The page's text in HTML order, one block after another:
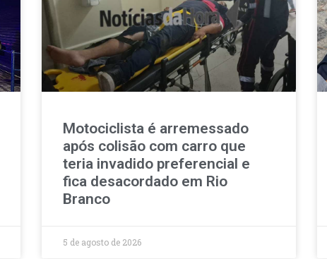
Motociclista é arremessado
após colisão com carro que
teria invadido preferencial e
fica desacordado em Rio
Branco
5 de agosto de 2026